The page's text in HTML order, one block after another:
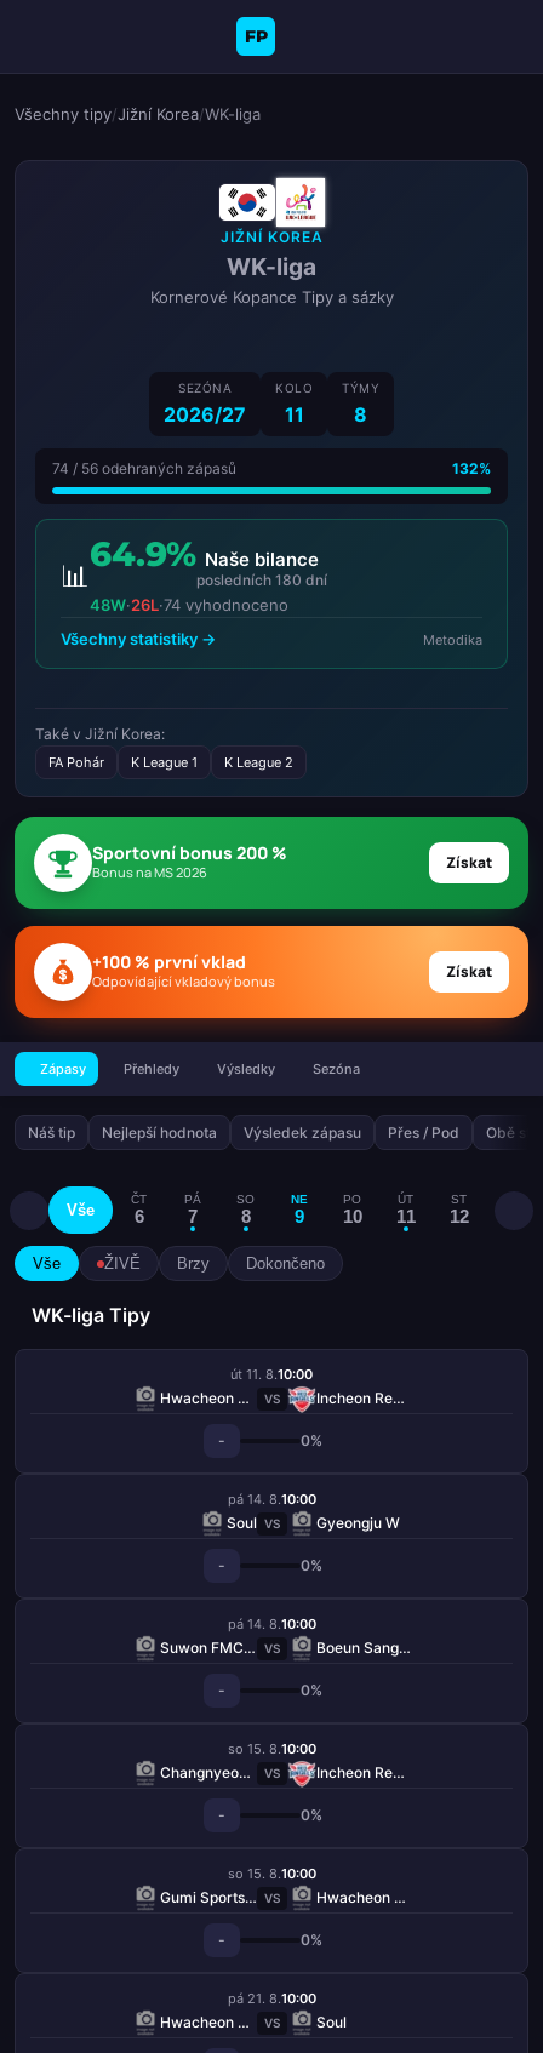
FP
Všechny tipy/Jižní Korea/WK-liga
JIŽNÍ KOREA
WK-liga
Kornerové Kopance Tipy a sázky
SEZÓNA
2026/27
KOLO
11
TÝMY
8
74 / 56 odehraných zápasů 132%
📊
64.9% Naše bilance
posledních 180 dní
48W·26L·74 vyhodnoceno
Všechny statistiky →
Metodika
Také v Jižní Korea:
FA Pohár K League 1 K League 2
Sportovní bonus 200 %
Bonus na MS 2026 Získat
+100 % první vklad
Odpovídající vkladový bonus Získat
Zápasy Přehledy Výsledky Sezóna
Náš tip Nejlepší hodnota Výsledek zápasu Přes / Pod Obě
Vše
ČT
6
PÁ
7
SO
8
NE
9
PO
10
ÚT
11
ST
12
Vše ŽIVĚ Brzy Dokončeno
WK-liga Tipy
út 11. 8.10:00
Hwacheon KSPO W VS Incheon Red Angels W
- 0%
pá 14. 8.10:00
Soul VS Gyeongju W
- 0%
pá 14. 8.10:00
Suwon FMC W VS Boeun Sangmu W
- 0%
so 15. 8.10:00
Changnyeong W VS Incheon Red Angels W
- 0%
so 15. 8.10:00
Gumi Sportstoto W VS Hwacheon KSPO W
- 0%
pá 21. 8.10:00
Hwacheon KSPO W VS Soul